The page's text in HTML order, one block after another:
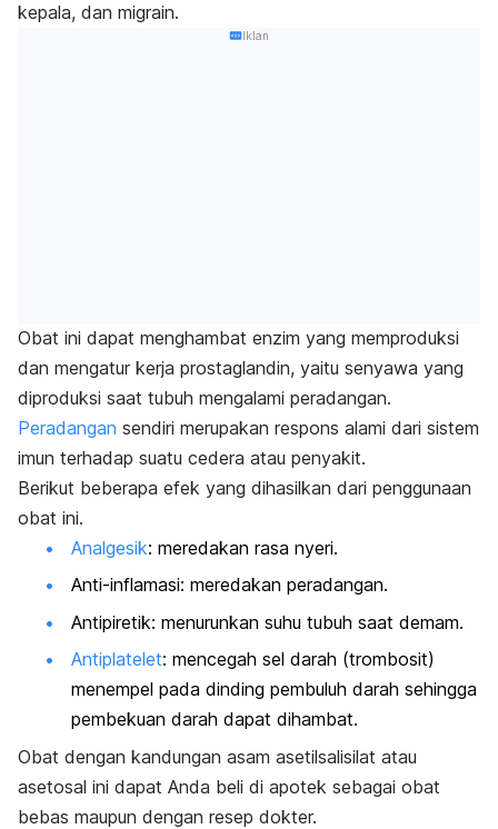
kepala, dan migrain.
Iklan
Obat ini dapat menghambat enzim yang memproduksi
dan mengatur kerja prostaglandin, yaitu senyawa yang
diproduksi saat tubuh mengalami peradangan.
Peradangan sendiri merupakan respons alami dari sistem
imun terhadap suatu cedera atau penyakit.
Berikut beberapa efek yang dihasilkan dari penggunaan
obat ini.
Analgesik: meredakan rasa nyeri.
Anti-inflamasi: meredakan peradangan.
Antipiretik: menurunkan suhu tubuh saat demam.
Antiplatelet: mencegah sel darah (trombosit)
menempel pada dinding pembuluh darah sehingga
pembekuan darah dapat dihambat.
Obat dengan kandungan asam asetilsalisilat atau
asetosal ini dapat Anda beli di apotek sebagai obat
bebas maupun dengan resep dokter.